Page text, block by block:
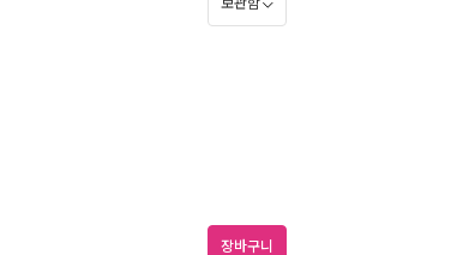
보관함
장바구니